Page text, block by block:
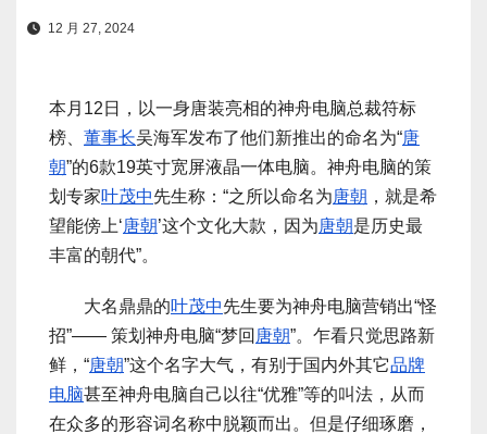
12 月 27, 2024
本月12日，以一身唐装亮相的神舟电脑总裁符标
榜、 董事长吴海军发布了他们新推出的命名为“唐
朝”的6款19英寸宽屏液晶一体电脑。神舟电脑的策
划专家叶茂中先生称：“之所以命名为唐朝 ，就是希
望能傍上‘唐朝’这个文化大款，因为唐朝是历史最
丰富的朝代”。
大名鼎鼎的叶茂中先生要为神舟电脑营销出“怪
招”—— 策划神舟电脑“梦回 唐朝”。乍看只觉思路新
鲜，“唐朝”这个名字大气，有别于国内外其它品牌
电脑甚至神舟电脑自己以往“优雅”等的叫法，从而
在众多的形容词名称中脱颖而出。但是仔细琢磨，